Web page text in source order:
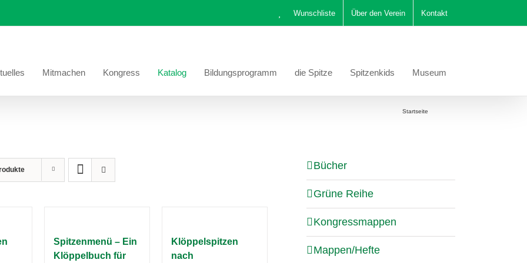
Wunschliste Über den Verein Kontakt
Mitmachen Kongress Katalog Bildungsprogramm die Spitze Spitzenkids Museum
Startseite
Spitzenmenü – Ein
Klöppelbuch für
Klöppelspitzen
nach
Bücher
Grüne Reihe
Kongressmappen
Mappen/Hefte